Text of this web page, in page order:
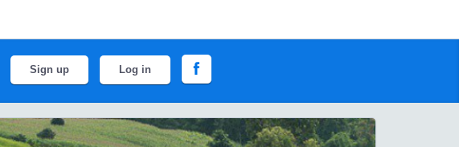
Sign up Log in